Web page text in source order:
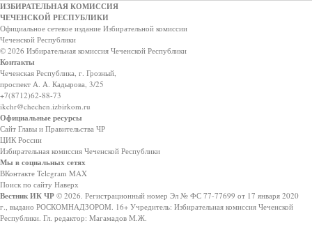
ИЗБИРАТЕЛЬНАЯ КОМИССИЯ
ЧЕЧЕНСКОЙ РЕСПУБЛИКИ
Официальное сетевое издание Избирательной комиссии
Чеченской Республики
© 2026 Избирательная комиссия Чеченской Республики
Контакты
Чеченская Республика, г. Грозный,
проспект А. А. Кадырова, 3/25
+7(8712)62-88-73
ikchr@chechen.izbirkom.ru
Официальные ресурсы
Сайт Главы и Правительства ЧР
ЦИК России
Избирательная комиссия Чеченской Республики
Мы в социальных сетях
ВКонтакте Telegram MAX
Поиск по сайту Наверх
Вестник ИК ЧР © 2026. Регистрационный номер Эл № ФС 77-77699 от 17 января 2020
г., выдано РОСКОМНАДЗОРОМ. 16+ Учредитель: Избирательная комиссия Чеченской
Республики. Гл. редактор: Магамадов М.Ж.